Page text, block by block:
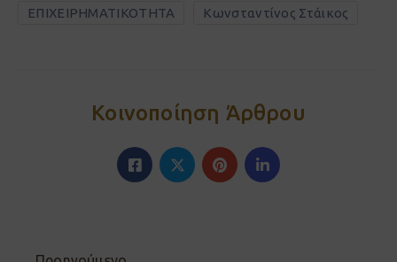
ΕΠΙΧΕΙΡΗΜΑΤΙΚΟΤΗΤΑ Κωνσταντίνος Στάικος
Κοινοποίηση Άρθρου